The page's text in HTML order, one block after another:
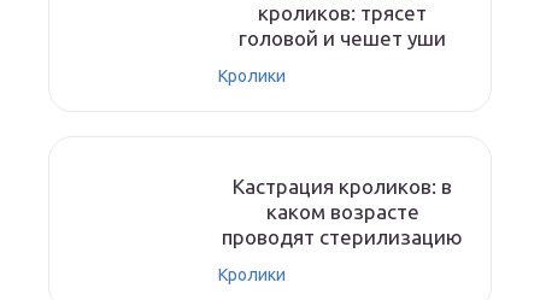
кроликов: трясет
головой и чешет уши
Кролики
Кастрация кроликов: в
каком возрасте
проводят стерилизацию
Кролики